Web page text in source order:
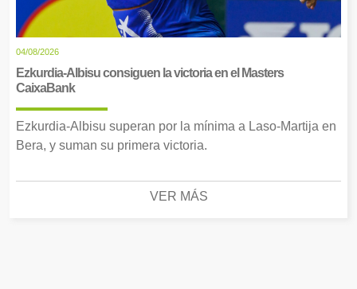
04/08/2026
Ezkurdia-Albisu consiguen la victoria en el Masters
CaixaBank
Ezkurdia-Albisu superan por la mínima a Laso-Martija en
Bera, y suman su primera victoria.
VER MÁS